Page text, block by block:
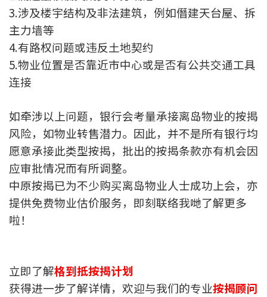
工商铺按揭计算
印花税计算
免费物业估价
按揭全面睇
新闻/研究
公司动态
按市新闻
按揭快趣智识
3.涉及楼宇结构及非法建筑，例如僭建天台屋、拆
主力墙等
4.有路权问题或违反土地契约
5.物业位置是否靠近市中心或是否有公共交通工具
连接
如牵涉以上问题，银行会考量承接离岛物业的按揭
风险，如物业转售潜力。因此，并不是所有银行均
愿意承接此类型按揭，批出的按揭条款亦有机会因
应审批情况而有所调整。
中原按揭已为不少购买离岛物业人士成功上会，亦
提供免费物业估价服务，即刻联络我哋了解更多
啦！
立即了解格到抵按揭计划
获得进一步了解详情，欢迎与我们的专业按揭顾问